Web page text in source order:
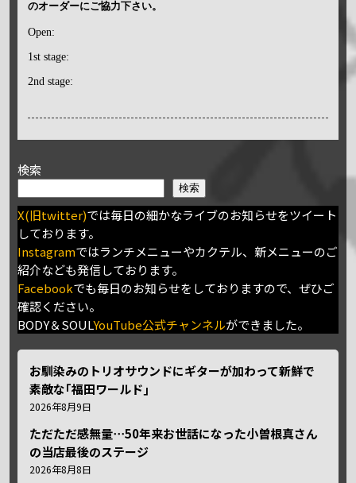
のオーダーにご協力下さい。
Open:
1st stage:
2nd stage:
検索
検索
X(旧twitter)では毎日の細かなライブのお知らせをツイート
しております。
Instagramではランチメニューやカクテル、新メニューのご
紹介なども発信しております。
Facebookでも毎日のお知らせをしておりますので、ぜひご
確認ください。
BODY＆SOULYouTube公式チャンネルができました。
お馴染みのトリオサウンドにギターが加わって新鮮で
素敵な｢福田ワールド｣
2026年8月9日
ただただ感無量⋯50年来お世話になった小曽根真さん
の当店最後のステージ
2026年8月8日